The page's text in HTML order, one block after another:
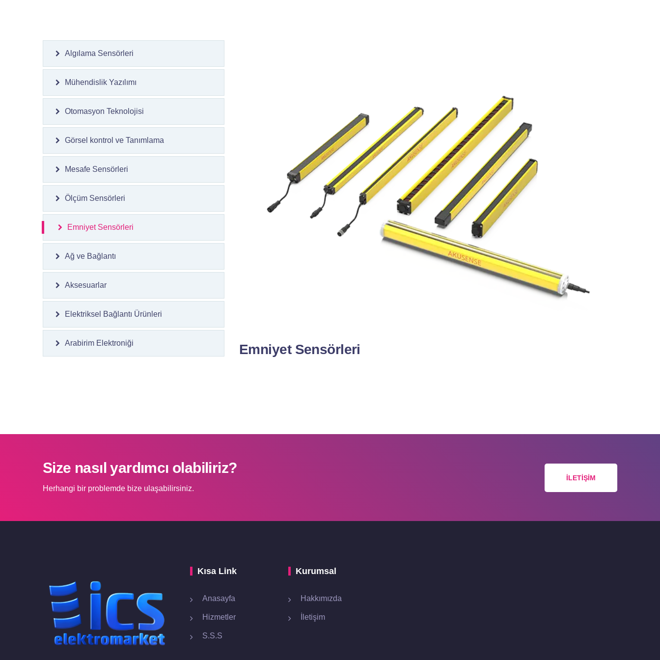
Algılama Sensörleri
Mühendislik Yazılımı
Otomasyon Teknolojisi
Görsel kontrol ve Tanımlama
Mesafe Sensörleri
Ölçüm Sensörleri
Emniyet Sensörleri
Ağ ve Bağlantı
Aksesuarlar
Elektriksel Bağlantı Ürünleri
Arabirim Elektroniği Emniyet Sensörleri
Size nasıl yardımcı olabiliriz?
Herhangi bir problemde bize ulaşabilirsiniz.
İLETIŞIM
Kısa Link
Anasayfa
Hizmetler
S.S.S
Kurumsal
Hakkımızda
İletişim